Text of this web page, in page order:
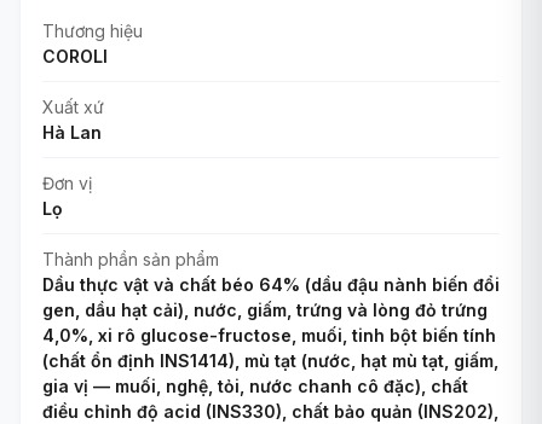
Thương hiệu
COROLI
Xuất xứ
Hà Lan
Đơn vị
Lọ
Thành phần sản phẩm
Dầu thực vật và chất béo 64% (dầu đậu nành biến đổi
gen, dầu hạt cải), nước, giấm, trứng và lòng đỏ trứng
4,0%, xi rô glucose-fructose, muối, tinh bột biến tính
(chất ổn định INS1414), mù tạt (nước, hạt mù tạt, giấm,
gia vị — muối, nghệ, tỏi, nước chanh cô đặc), chất
điều chỉnh độ acid (INS330), chất bảo quản (INS202),